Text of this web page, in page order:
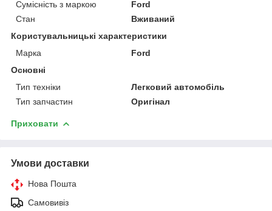
Сумісність з маркою
Ford
Стан
Вживаний
Користувальницькі характеристики
Марка
Ford
Основні
Тип техніки
Легковий автомобіль
Тип запчастин
Оригінал
Приховати
Умови доставки
Нова Пошта
Самовивіз